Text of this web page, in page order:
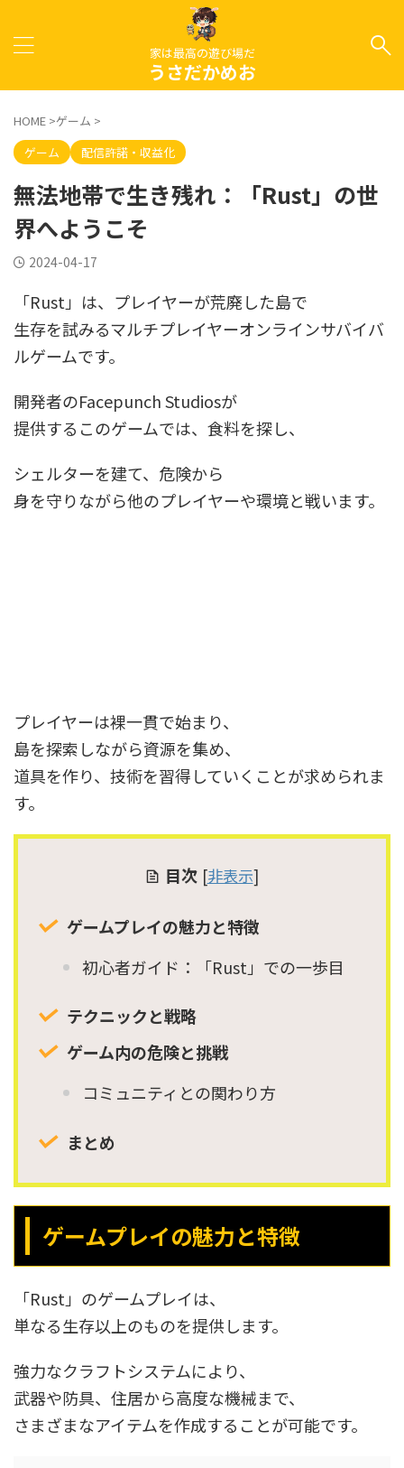
家は最高の遊び場だ
うさだかめお
HOME >ゲーム >
ゲーム
配信許諾・収益化
無法地帯で生き残れ：「Rust」の世
界へようこそ
2024-04-17
「Rust」は、プレイヤーが荒廃した島で
生存を試みるマルチプレイヤーオンラインサバイバ
ルゲームです。
開発者のFacepunch Studiosが
提供するこのゲームでは、食料を探し、
シェルターを建て、危険から
身を守りながら他のプレイヤーや環境と戦います。
プレイヤーは裸一貫で始まり、
島を探索しながら資源を集め、
道具を作り、技術を習得していくことが求められま
す。
目次 [非表示]
ゲームプレイの魅力と特徴
初心者ガイド：「Rust」での一歩目
テクニックと戦略
ゲーム内の危険と挑戦
コミュニティとの関わり方
まとめ
ゲームプレイの魅力と特徴
「Rust」のゲームプレイは、
単なる生存以上のものを提供します。
強力なクラフトシステムにより、
武器や防具、住居から高度な機械まで、
さまざまなアイテムを作成することが可能です。